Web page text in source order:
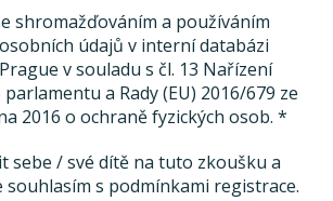
shromažďováním a používáním
údajů v interní databázi
v souladu s čl. 13 Nařízení
a Rady (EU) 2016/679 ze
2016 o ochraně fyzických osob. *
sebe / své dítě na tuto zkoušku a
souhlasím s podmínkami registrace.